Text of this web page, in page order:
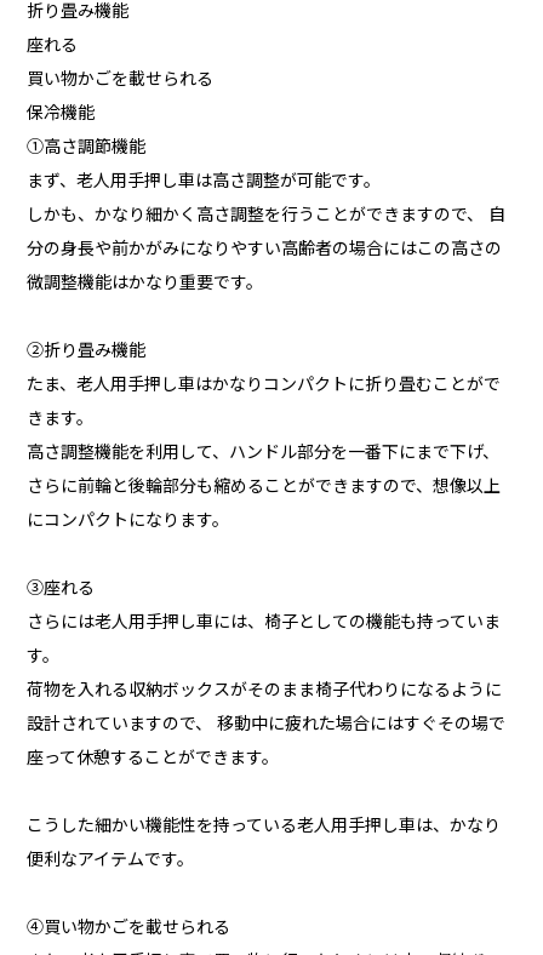
折り畳み機能
座れる
買い物かごを載せられる
保冷機能
①高さ調節機能
まず、老人用手押し車は高さ調整が可能です。
しかも、かなり細かく高さ調整を行うことができますので、 自
分の身長や前かがみになりやすい高齢者の場合にはこの高さの
微調整機能はかなり重要です。
②折り畳み機能
たま、老人用手押し車はかなりコンパクトに折り畳むことがで
きます。
高さ調整機能を利用して、ハンドル部分を一番下にまで下げ、
さらに前輪と後輪部分も縮めることができますので、想像以上
にコンパクトになります。
③座れる
さらには老人用手押し車には、椅子としての機能も持っていま
す。
荷物を入れる収納ボックスがそのまま椅子代わりになるように
設計されていますので、 移動中に疲れた場合にはすぐその場で
座って休憩することができます。
こうした細かい機能性を持っている老人用手押し車は、かなり
便利なアイテムです。
➃買い物かごを載せられる